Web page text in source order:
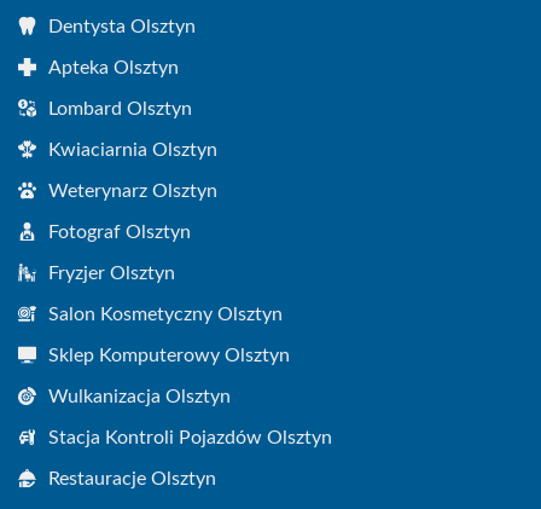
Dentysta Olsztyn
Apteka Olsztyn
Lombard Olsztyn
Kwiaciarnia Olsztyn
Weterynarz Olsztyn
Fotograf Olsztyn
Fryzjer Olsztyn
Salon Kosmetyczny Olsztyn
Sklep Komputerowy Olsztyn
Wulkanizacja Olsztyn
Stacja Kontroli Pojazdów Olsztyn
Restauracje Olsztyn